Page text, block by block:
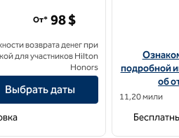
Suites by Hilton Newark-
От* 98 $
возврата денег при
для участников Hilton
Honors
Выбрать даты
подробной
об
11,20 мили